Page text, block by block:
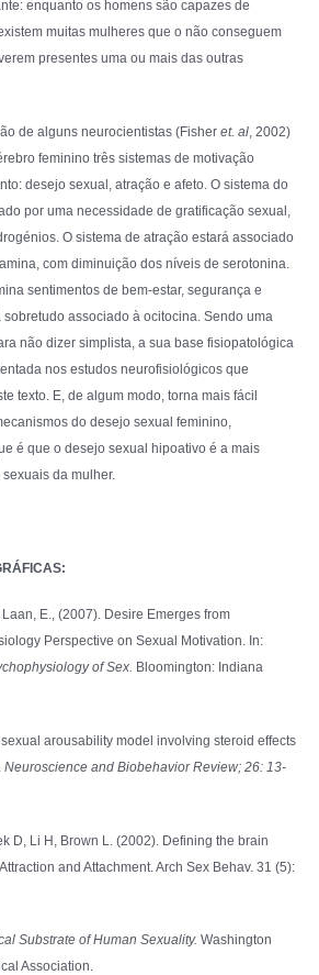
enquanto os homens são capazes de
muitas mulheres que o não conseguem
presentes uma ou mais das outras
de alguns neurocientistas (Fisher et. al , 2002)
feminino três sistemas de motivação
desejo sexual, atração e afeto. O sistema do
por uma necessidade de gratificação sexual,
O sistema de atração estará associado
com diminuição dos níveis de serotonina.
sentimentos de bem-estar, segurança e
associado à ocitocina. Sendo uma
não dizer simplista, a sua base fisiopatológica
nos estudos neurofisiológicos que
texto. E, de algum modo, torna mais fácil
do desejo sexual feminino,
é que o desejo sexual hipoativo é a mais
da mulher.
Laan, E., (2007). Desire Emerges from
Perspective on Sexual Motivation. In:
of Sex.
Bloomington: Indiana
arousability model involving steroid effects
Neuroscience and Biobehavior Review; 26: 13-
D, Li H, Brown L. (2002). Defining the brain
and Attachment. Arch Sex Behav. 31 (5):
Substrate of Human Sexuality. Washington
Association.